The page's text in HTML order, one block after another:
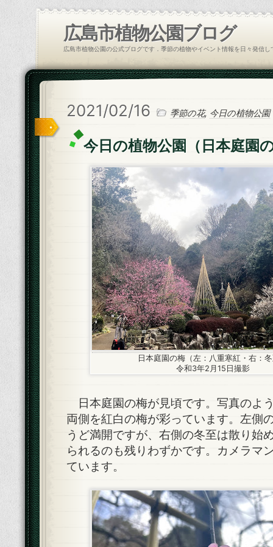
広島市植物公園ブログ
広島市植物公園の公式ブログです．季節の植物やイベント情報を日々発信し
2021/02/16 季節の花, 今日の植物公園
今日の植物公園（日本庭園
日本庭園の梅（左：八重寒紅・右：
令和3年2月15日撮影
日本庭園の梅が見頃です。写真のよ
両側を紅白の梅が彩っています。左側
うど満開ですが、右側の冬至は散り始
られるのも残りわずかです。カメラマ
ています。